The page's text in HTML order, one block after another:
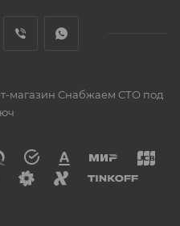
магазин Снабжаем СТО под